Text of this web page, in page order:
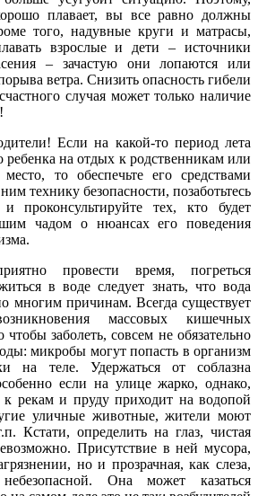
плавает, вы все равно должны
того, надувные круги и матрасы,
взрослые и дети – источники
– зачастую они лопаются или
ветра. Снизить опасность гибели
случая может только наличие
Если на какой-то период лета
ребенка на отдых к родственникам или
то обеспечьте его средствами
технику безопасности, позаботьтесь
проконсультируйте тех, кто будет
чадом о нюансах его поведения
провести время, погреться
в воде следует знать, что вода
многим причинам. Всегда существует
массовых кишечных
чтобы заболеть, совсем не обязательно
микробы могут попасть в организм
на теле. Удержаться от соблазна
если на улице жарко, однако,
к рекам и пруду приходит на водопой
уличные животные, жители моют
Кстати, определить на глаз, чистая
Присутствие в ней мусора,
но и прозрачная, как слеза,
Она может казаться